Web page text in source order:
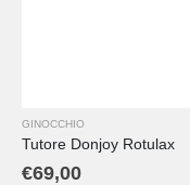
GINOCCHIO
Tutore Donjoy Rotulax
€69,00